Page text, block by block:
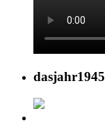
dasjahr1945